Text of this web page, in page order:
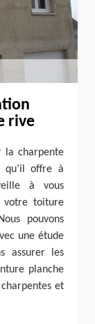
rive
la charpente
qu’il offre à
à vous
votre toiture
pouvons
une étude
assurer les
planche
et